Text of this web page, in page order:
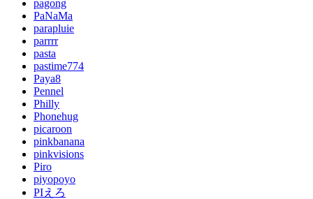
pagong
PaNaMa
parapluie
parrrr
pasta
pastime774
Paya8
Pennel
Philly
Phonehug
picaroon
pinkbanana
pinkvisions
Piro
piyopoyo
PIえろ